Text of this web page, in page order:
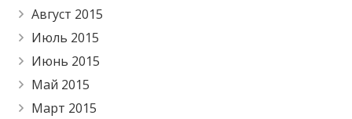
Август 2015
Июль 2015
Июнь 2015
Май 2015
Март 2015